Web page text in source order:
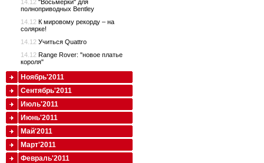
14.12 "Восьмерки" для
полноприводных Bentley
14.12 К мировому рекорду – на
солярке!
14.12 Учиться Quattro
14.12 Range Rover: "новое платье
короля"
Ноябрь'2011
Сентябрь'2011
Июль'2011
Июнь'2011
Май'2011
Март'2011
Февраль'2011